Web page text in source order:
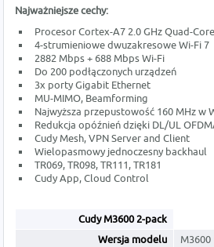
Najważniejsze cechy:
Procesor Cortex-A7 2.0 GHz Quad-Core
4-strumieniowe dwuzakresowe Wi-Fi 7
2882 Mbps + 688 Mbps Wi-Fi
Do 200 podłączonych urządzeń
3x porty Gigabit Ethernet
MU-MIMO, Beamforming
Najwyższa przepustowość 160 MHz w
Redukcja opóźnień dzięki DL/UL
Cudy Mesh, VPN Server and Client
Wielopasmowy jednoczesny backhaul
TR069, TR098, TR111, TR181
Cudy App, Cloud Control
Cudy M3600 2-pack
Wersja modelu
M3600